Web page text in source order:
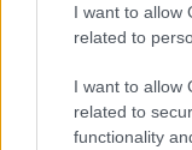
I want to allow
related to
I want to allow
related to
functionality
Le
Gallura